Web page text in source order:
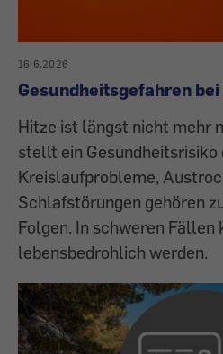
16.6.2026
Gesundheitsgefahren
Hitze ist längst nicht mehr
stellt ein Gesundheitsrisiko
Kreislaufprobleme,
Schlafstörungen gehören
Folgen. In schweren Fällen
lebensbedrohlich werden.